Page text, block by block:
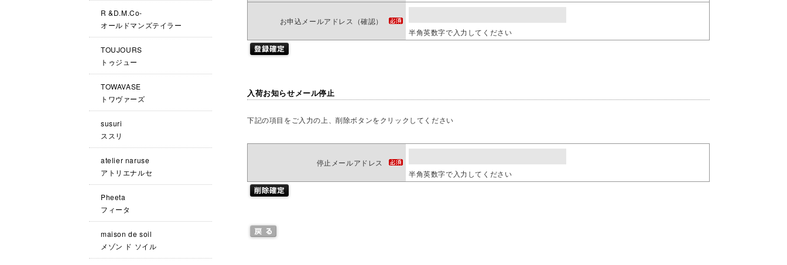
R &D.M.Co-
オールドマンズテイラー
TOUJOURS
トゥジュー
TOWAVASE
トワヴァーズ
susuri
ススリ
atelier naruse
アトリエナルセ
Pheeta
フィータ
maison de soil
メゾン ド ソイル
お申込メールアドレス（確認）
半角英数字で入力してください
入荷お知らせメール停止
下記の項目をご入力の上、削除ボタンをクリックしてください
停止メールアドレス
半角英数字で入力してください